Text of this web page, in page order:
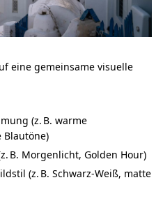
eine gemeinsame visuelle
(z. B. warme
Blautöne)
B. Morgenlicht, Golden Hour)
(z. B. Schwarz-Weiß, matte